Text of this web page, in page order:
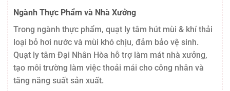
Ngành Thực Phẩm và Nhà Xưởng
Trong ngành thực phẩm, quạt ly tâm hút mùi & khí thải
loại bỏ hơi nước và mùi khó chịu, đảm bảo vệ sinh.
Quạt ly tâm Đại Nhân Hòa hỗ trợ làm mát nhà xưởng,
tạo môi trường làm việc thoải mái cho công nhân và
tăng năng suất sản xuất.